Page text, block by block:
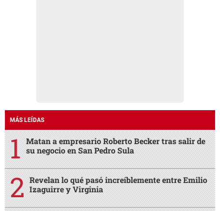
MÁS LEÍDAS
Matan a empresario Roberto Becker tras salir de
su negocio en San Pedro Sula
Revelan lo qué pasó increíblemente entre Emilio
Izaguirre y Virginia